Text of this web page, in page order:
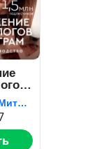
Александра Митрошина